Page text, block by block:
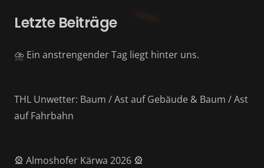
Letzte Beiträge
⛈️ Ein anstrengender Tag liegt hinter uns.
THL Unwetter: Baum / Ast auf Gebäude & Baum / Ast
auf Fahrbahn
🎡 Almoshofer Kärwa 2026 🎡